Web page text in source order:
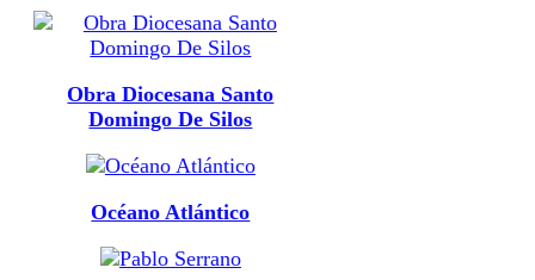
Obra Diocesana Santo
Domingo De Silos
Océano Atlántico